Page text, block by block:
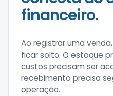
financeiro.
Ao registrar uma
ficar solto. O estoque
custos precisam ser
recebimento precisa
operação.